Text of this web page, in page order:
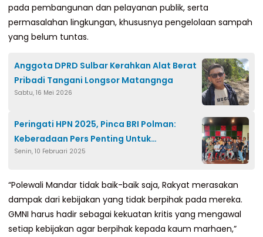
pada pembangunan dan pelayanan publik, serta
permasalahan lingkungan, khususnya pengelolaan sampah
yang belum tuntas.
Anggota DPRD Sulbar Kerahkan Alat Berat
Pribadi Tangani Longsor Matangnga
Sabtu, 16 Mei 2026
Peringati HPN 2025, Pinca BRI Polman:
Keberadaan Pers Penting Untuk
Penyebaran Informasi
Senin, 10 Februari 2025
“Polewali Mandar tidak baik-baik saja, Rakyat merasakan
dampak dari kebijakan yang tidak berpihak pada mereka.
GMNI harus hadir sebagai kekuatan kritis yang mengawal
setiap kebijakan agar berpihak kepada kaum marhaen,”